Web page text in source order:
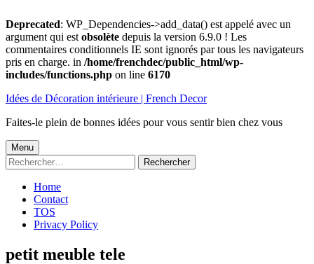
Deprecated: WP_Dependencies->add_data() est appelé avec un
argument qui est obsolète depuis la version 6.9.0 ! Les
commentaires conditionnels IE sont ignorés par tous les navigateurs
pris en charge. in /home/frenchdec/public_html/wp-
includes/functions.php on line 6170
au
Idées de Décoration intérieure | French Decor
Faites-le plein de bonnes idées pour vous sentir bien chez vous
Menu
principal
Menu
Rechercher :
Home
Contact
TOS
Privacy Policy
petit meuble tele